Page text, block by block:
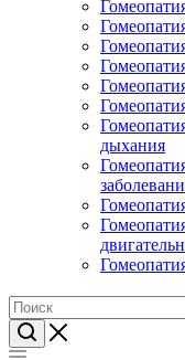
дыхания